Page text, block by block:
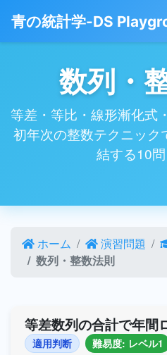
青の統計学-DS
数列・
等差・等比・線形漸化式
初年次の整数テクニッ
結する10問
ホーム 演習問題
数列・整数法則
等差数列の合計で年間
適用判断 難易度: レベル1